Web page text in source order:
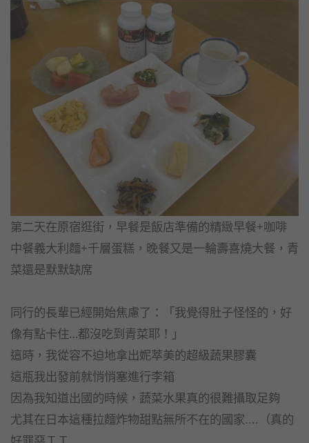
第二天在原宿逛街，早餐是飯店準備的精緻早餐+咖啡
中餐義大利麵+千層蛋糕，晚餐又是一輪壽喜燒大餐，青
菜還是默默缺席
同行的長輩已經開始焦慮了：「我覺得肚子怪怪的，好
像有點卡住…都沒吃到青菜耶！」
這時，我從容不迫地拿出妮萃美的超級蔬果膠囊
這瓶我出發前就悄悄塞進行李箱
因為我知道出國的時候，蔬菜水果真的很難攝取足夠
尤其在日本這種拉麵炸物甜點無所不在的國家....（真的